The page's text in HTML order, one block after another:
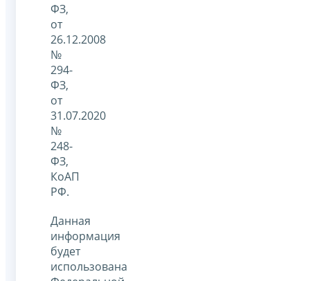
ФЗ,
от
26.12.2008
№
294-
ФЗ,
от
31.07.2020
№
248-
ФЗ,
КоАП
РФ.
Данная
информация
будет
использована